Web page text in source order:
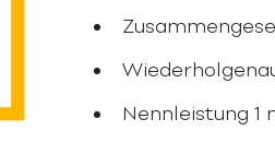
Nennleistung 1